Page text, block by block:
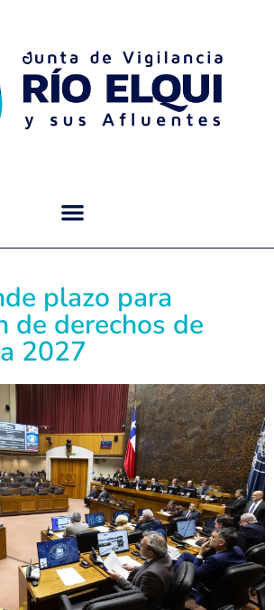
plazo para
de derechos de
2027